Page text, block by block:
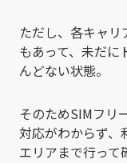
ただし、各キャ
もあって、未だに
んどない状態。
そのためSIMフリ
対応がわからず、
エリアまで行って